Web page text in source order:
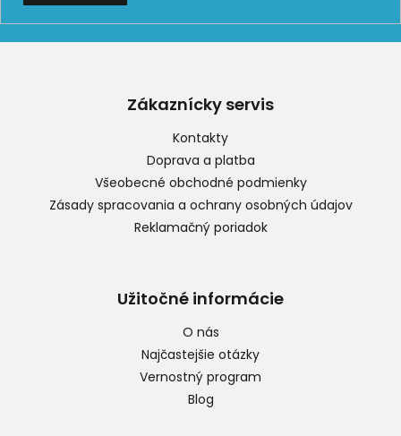
Zákaznícky servis
Kontakty
Doprava a platba
Všeobecné obchodné podmienky
Zásady spracovania a ochrany osobných údajov
Reklamačný poriadok
Užitočné informácie
O nás
Najčastejšie otázky
Vernostný program
Blog